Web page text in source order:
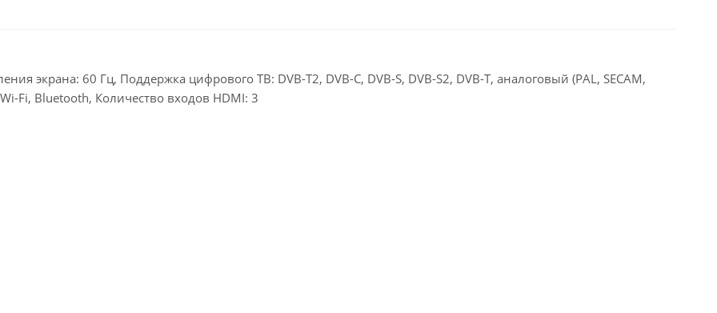
экрана: 60 Гц, Поддержка цифрового ТВ: DVB-T2, DVB-C, DVB-S, DVB-S2, DVB-T, аналоговый (PAL, SECAM,
Fi, Bluetooth, Количество входов HDMI: 3